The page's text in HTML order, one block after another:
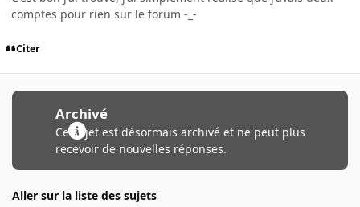
comptes pour rien sur le forum -_-
Citer
Archivé
Ce sujet est désormais archivé et ne peut plus
recevoir de nouvelles réponses.
Aller sur la liste des sujets